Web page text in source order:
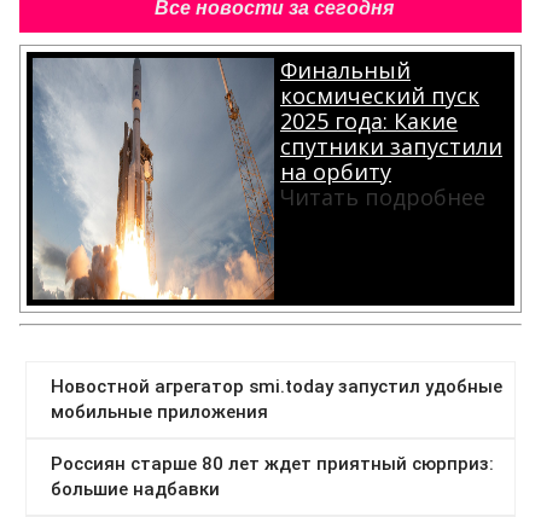
Все новости за сегодня
Финальный
космический пуск
2025 года: Какие
спутники запустили
на орбиту
Читать подробнее